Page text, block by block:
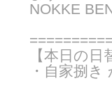
NOKKE
===
【本日の
・自家捌